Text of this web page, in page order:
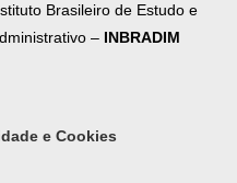
Brasileiro de Estudo e
– INBRADIM
e Cookies